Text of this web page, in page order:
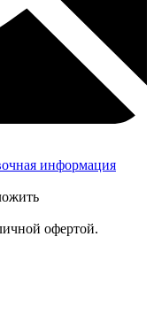
информация
офертой.